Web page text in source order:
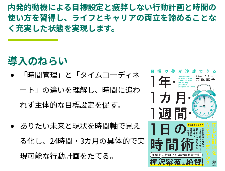
内発的動機による目標設定と疲弊しない行動計画と時間の
使い方を習得し、ライフとキャリアの両立を諦めることな
く充実した状態を実現します。
導入のねらい
「時間管理」と「タイムコーディネ
ート」の違いを理解し、時間に追わ
れず主体的な目標設定を促す。
ありたい未来と現状を時間軸で見え
る化し、24時間・3カ月の具体的で実
現可能な行動計画をたてる。